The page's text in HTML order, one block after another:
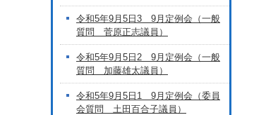
令和5年9月5日3 9月定例会（一般
質問 菅原正志議員）
令和5年9月5日2 9月定例会（一般
質問 加藤雄太議員）
令和5年9月5日1 9月定例会（委員
会質問 土田百合子議員）